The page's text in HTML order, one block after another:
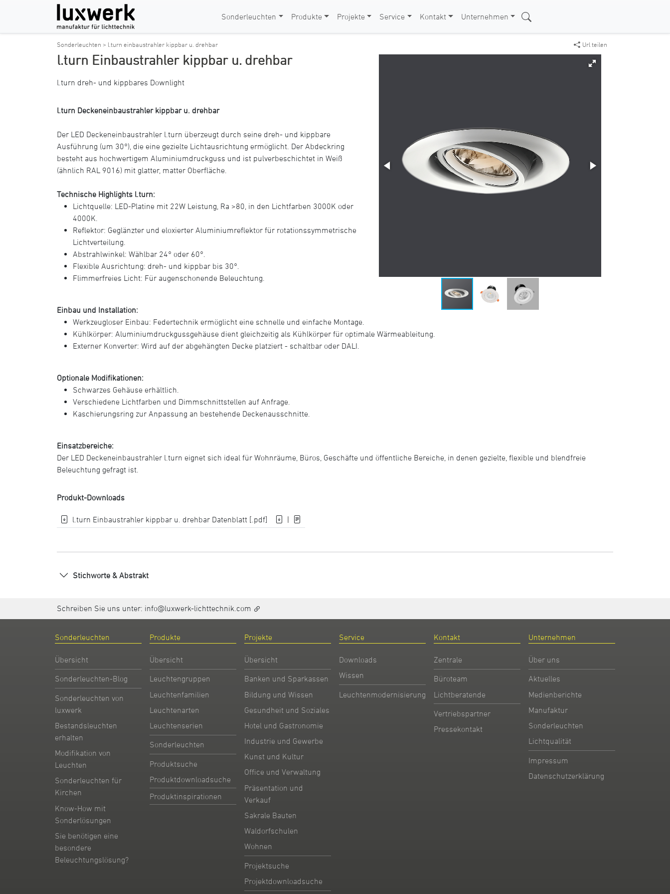
Sonderleuchten Produkte Projekte Service Kontakt Unternehmen
Sonderleuchten > l.turn einbaustrahler kippbar u. drehbar Url teilen
l.turn Einbaustrahler kippbar u. drehbar
l.turn dreh- und kippbares Downlight
l.turn Deckeneinbaustrahler kippbar u. drehbar
Der LED Deckeneinbaustrahler l.turn überzeugt durch seine dreh- und kippbare
Ausführung (um 30°), die eine gezielte Lichtausrichtung ermöglicht. Der Abdeckring
besteht aus hochwertigem Aluminiumdruckguss und ist pulverbeschichtet in Weiß
(ähnlich RAL 9016) mit glatter, matter Oberfläche.
Technische Highlights l.turn:
Lichtquelle: LED-Platine mit 22W Leistung, Ra >80, in den Lichtfarben 3000K oder
4000K.
Reflektor: Geglänzter und eloxierter Aluminiumreflektor für rotationssymmetrische
Lichtverteilung.
Abstrahlwinkel: Wählbar 24° oder 60°.
Flexible Ausrichtung: dreh- und kippbar bis 30°.
Flimmerfreies Licht: Für augenschonende Beleuchtung.
Einbau und Installation:
Werkzeugloser Einbau: Federtechnik ermöglicht eine schnelle und einfache Montage.
Kühlkörper: Aluminiumdruckgussgehäuse dient gleichzeitig als Kühlkörper für optimale Wärmeableitung.
Externer Konverter: Wird auf der abgehängten Decke platziert - schaltbar oder DALI.
Optionale Modifikationen:
Schwarzes Gehäuse erhältlich.
Verschiedene Lichtfarben und Dimmschnittstellen auf Anfrage.
Kaschierungsring zur Anpassung an bestehende Deckenausschnitte.
Einsatzbereiche:
Der LED Deckeneinbaustrahler l.turn eignet sich ideal für Wohnräume, Büros, Geschäfte und öffentliche Bereiche, in denen gezielte, flexible und blendfreie
Beleuchtung gefragt ist.
Produkt-Downloads
l.turn Einbaustrahler kippbar u. drehbar Datenblatt [.pdf] |
Stichworte & Abstrakt
Schreiben Sie uns unter: info@luxwerk-lichttechnik.com
Sonderleuchten
Übersicht
Sonderleuchten-Blog
Sonderleuchten von
luxwerk
Bestandsleuchten
erhalten
Modifikation von
Leuchten
Sonderleuchten für
Kirchen
Know-How mit
Sonderlösungen
Sie benötigen eine
besondere
Beleuchtungslösung?
Produkte
Übersicht
Leuchtengruppen
Leuchtenfamilien
Leuchtenarten
Leuchtenserien
Sonderleuchten
Produktsuche
Produktdownloadsuche
Produktinspirationen
Projekte
Übersicht
Banken und Sparkassen
Bildung und Wissen
Gesundheit und Soziales
Hotel und Gastronomie
Industrie und Gewerbe
Kunst und Kultur
Office und Verwaltung
Präsentation und
Verkauf
Sakrale Bauten
Waldorfschulen
Wohnen
Projektsuche
Projektdownloadsuche
Service
Downloads
Wissen
Leuchtenmodernisierung
Kontakt
Zentrale
Büroteam
Lichtberatende
Vertriebspartner
Pressekontakt
Unternehmen
Über uns
Aktuelles
Medienberichte
Manufaktur
Sonderleuchten
Lichtqualität
Impressum
Datenschutzerklärung